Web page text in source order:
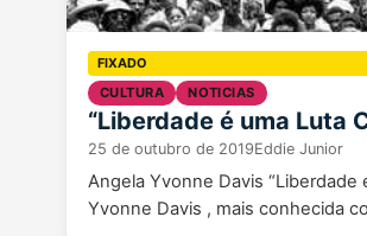
CULTURA NOTICIAS
“Liberdade é uma Luta
25 de outubro de 2019Eddie Junior
Angela Yvonne Davis
Yvonne Davis , mais conhecida